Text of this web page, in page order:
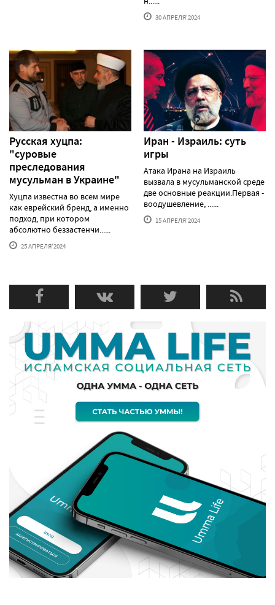
30 АПРЕЛЯ'2024
Русская хуцпа:
"суровые
преследования
мусульман в Украине"
Хуцпа известна во всем мире
как еврейский бренд, а именно
подход, при котором
абсолютно беззастенчи......
25 АПРЕЛЯ'2024
Иран - Израиль: суть
игры
Атака Ирана на Израиль
вызвала в мусульманской среде
две основные реакции.Первая -
воодушевление, ......
15 АПРЕЛЯ'2024